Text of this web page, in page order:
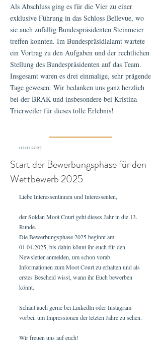
Als Abschluss ging es für die Vier zu einer
exklusive Führung in das Schloss Bellevue, wo
sie auch zufällig Bundespräsidenten Steinmeier
treffen konnten. Im Bundespräsidialamt wartete
ein Vortrag zu den Aufgaben und der rechtlichen
Stellung des Bundespräsidenten auf das Team.
Insgesamt waren es drei einmalige, sehr prägende
Tage gewesen. Wir bedanken uns ganz herzlich
bei der BRAK und insbesondere bei Kristina
Trierweiler für dieses tolle Erlebnis!
01.01.2025
Start der Bewerbungsphase für den
Wettbewerb 2025
Liebe Interessentinnen und Interessenten,
der Soldan Moot Court geht dieses Jahr in die 13.
Runde.
Die Bewerbungsphase 2025 beginnt am
01.04.2025, bis dahin könnt ihr euch für den
Newsletter anmelden, um schon vorab
Informationen zum Moot Court zu erhalten und als
erstes Bescheid wisst, wann ihr Euch bewerben
könnt.
Schaut auch gerne bei LinkedIn oder Instagram
vorbei, um Impressionen der letzten Jahre zu sehen.
Wir freuen uns auf euch!